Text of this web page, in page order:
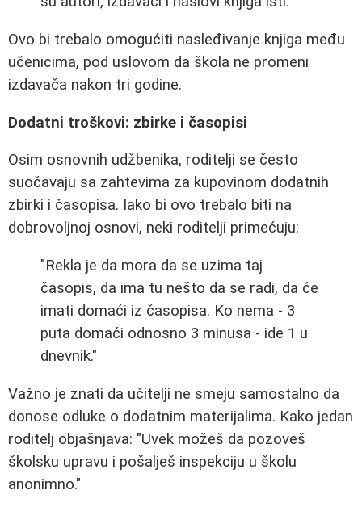
Ovo bi trebalo omogućiti nasleđivanje knjiga među
učenicima, pod uslovom da škola ne promeni
izdavača nakon tri godine.
Dodatni troškovi: zbirke i časopisi
Osim osnovnih udžbenika, roditelji se često
suočavaju sa zahtevima za kupovinom dodatnih
zbirki i časopisa. Iako bi ovo trebalo biti na
dobrovoljnoj osnovi, neki roditelji primećuju:
"Rekla je da mora da se uzima taj
časopis, da ima tu nešto da se radi, da će
imati domaći iz časopisa. Ko nema - 3
puta domaći odnosno 3 minusa - ide 1 u
dnevnik."
Važno je znati da učitelji ne smeju samostalno da
donose odluke o dodatnim materijalima. Kako jedan
roditelj objašnjava: "Uvek možeš da pozoveš
školsku upravu i pošalješ inspekciju u školu
anonimno."